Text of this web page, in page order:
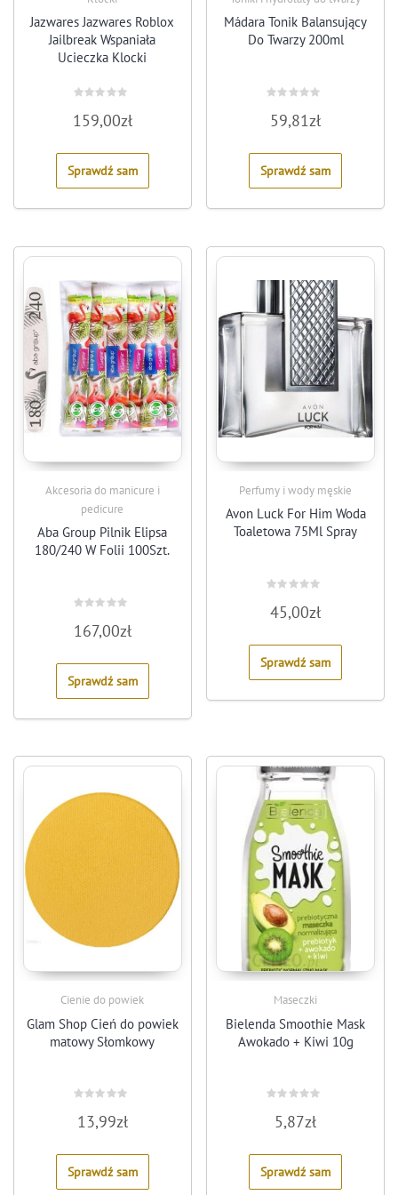
Jazwares Jazwares Roblox
Jailbreak Wspaniała
Ucieczka Klocki
0
out
5
159,00zł
Sprawdź sam
Mádara Tonik Balansujący
Do Twarzy 200ml
0
out
5
59,81zł
Sprawdź sam
Akcesoria do manicure i
pedicure
Aba Group Pilnik Elipsa
180/240 W Folii 100Szt.
0
out
5
167,00zł
Sprawdź sam
Perfumy i wody męskie
Avon Luck For Him Woda
Toaletowa 75Ml Spray
0
out
5
45,00zł
Sprawdź sam
Cienie do powiek
Glam Shop Cień do powiek
matowy Słomkowy
0
5
13,99zł
Sprawdź sam
Maseczki
Bielenda Smoothie Mask
Awokado + Kiwi 10g
5
5,87zł
Sprawdź sam